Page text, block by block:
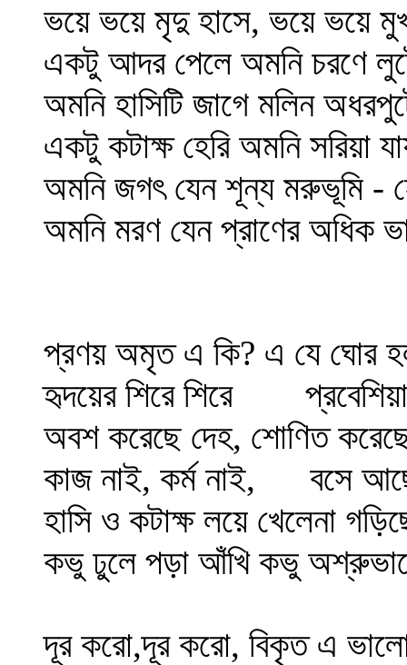
ভয়ে ভয়ে মৃদু হাসে, ভয়ে ভয়ে
একটু আদর পেলে অমনি চরণে
অমনি হাসিটি জাগে মলিন
একটু কটাক্ষ হেরি অমনি সরিয়া
অমনি জগৎ যেন শূন্য মরুভূমি -
অমনি মরণ যেন প্রাণের অধিক
প্রণয় অমৃত এ কি? এ যে ঘোর
হৃদয়ের শিরে শিরে
অবশ করেছে দেহ, শোণিত
কাজ নাই, কর্ম নাই,
বসে
হাসি ও কটাক্ষ লয়ে খেলেনা
কভু ঢুলে পড়া আঁখি কভু
দূর করো,দূর করো, বিকৃত এ